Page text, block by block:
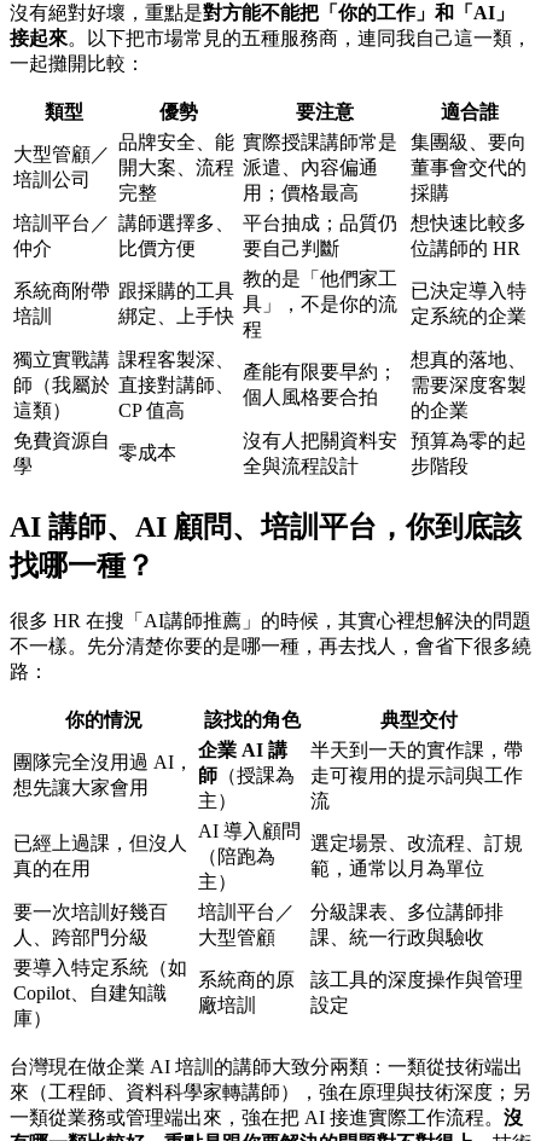
沒有絕對好壞，重點是對方能不能把「你的工作」和「AI」
接起來。以下把市場常見的五種服務商，連同我自己這一類，
一起攤開比較：
類型 優勢 要注意 適合誰
大型管顧／
培訓公司
品牌安全、能
開大案、流程
完整
實際授課講師常是
派遣、內容偏通
用；價格最高
集團級、要向
董事會交代的
採購
培訓平台／
仲介
講師選擇多、
比價方便
平台抽成；品質仍
要自己判斷
想快速比較多
位講師的 HR
系統商附帶
培訓
跟採購的工具
綁定、上手快
教的是「他們家工
具」，不是你的流
程
已決定導入特
定系統的企業
獨立實戰講
師（我屬於
這類）
課程客製深、
直接對講師、
CP 值高
產能有限要早約；
個人風格要合拍
想真的落地、
需要深度客製
的企業
免費資源自
學
零成本
沒有人把關資料安
全與流程設計
預算為零的起
步階段
AI 講師、AI 顧問、培訓平台，你到底該
找哪一種？
很多 HR 在搜「AI講師推薦」的時候，其實心裡想解決的問題
不一樣。先分清楚你要的是哪一種，再去找人，會省下很多繞
路：
你的情況 該找的角色 典型交付
團隊完全沒用過 AI，
想先讓大家會用
企業 AI 講
師 （授課為
主）
半天到一天的實作課，帶
走可複用的提示詞與工作
流
已經上過課，但沒人
真的在用
AI 導入顧問
（陪跑為
主）
選定場景、改流程、訂規
範，通常以月為單位
要一次培訓好幾百
人、跨部門分級
培訓平台／
大型管顧
分級課表、多位講師排
課、統一行政與驗收
要導入特定系統（如
Copilot、自建知識
庫）
系統商的原
廠培訓
該工具的深度操作與管理
設定
台灣現在做企業 AI 培訓的講師大致分兩類：一類從技術端出
來（工程師、資料科學家轉講師），強在原理與技術深度；另
一類從業務或管理端出來，強在把 AI 接進實際工作流程。 沒